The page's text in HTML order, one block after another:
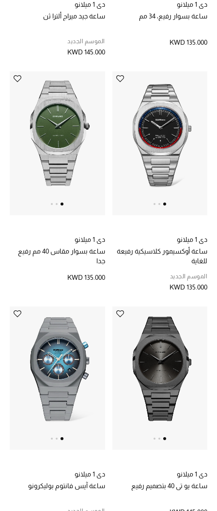
حقائب رجالية
تسوقوا الحقائب
الأحذية
الموسم الجديد
الأحذية الرجالية
أحذية للأطفال
أبرز المصممين
أحذية مختارة
تسوقوا الأحذية
الجمال
الأكثر مبيعاً
دي 1 ميلانو
ساعة بسوار رفيع، 34 مم
KWD 135.000
دي 1 ميلانو
ساعة جيد ميراج ألترا ثن
الموسم الجديد
KWD 145.000
دي 1 ميلانو
ساعة أوكسيمور كلاسيكية رفيعة
للغاية
الموسم الجديد
KWD 135.000
دي 1 ميلانو
ساعة بسوار مقاس 40 مم رفيع
جدا
KWD 135.000
دي 1 ميلانو
ساعة يو تي 40 بتصميم رفيع
دي 1 ميلانو
ساعة آيس فانتوم بوليكرونو